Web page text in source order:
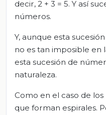
decir, 2 + 3 = 5. Y así
números.
Y, aunque esta
no es tan imposible en
esta sucesión de
naturaleza.
Como en el caso de
que forman espirales.